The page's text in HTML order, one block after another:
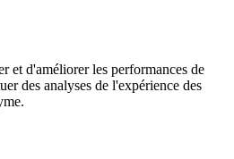
et d'améliorer les performances de
des analyses de l'expérience des